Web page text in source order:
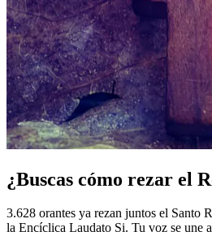
¿Buscas cómo rezar el
3.628 orantes ya rezan juntos el Santo
la Encíclica Laudato Si. Tu voz se une